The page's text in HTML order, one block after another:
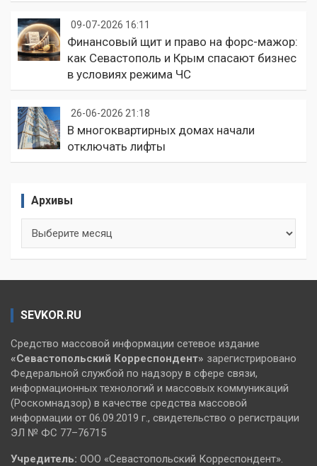
09-07-2026 16:11
Финансовый щит и право на форс-мажор:
как Севастополь и Крым спасают бизнес
в условиях режима ЧС
26-06-2026 21:18
В многоквартирных домах начали
отключать лифты
Архивы
SEVKOR.RU
Средство массовой информации сетевое издание
«Севастопольский Корреспондент» зарегистрировано
Федеральной службой по надзору в сфере связи,
информационных технологий и массовых коммуникаций
(Роскомнадзор) в качестве средства массовой
информации от 06.09.2019 г., свидетельство о регистрации
ЭЛ № ФС 77–76715
Учредитель: ООО «Севастопольский Корреспондент».